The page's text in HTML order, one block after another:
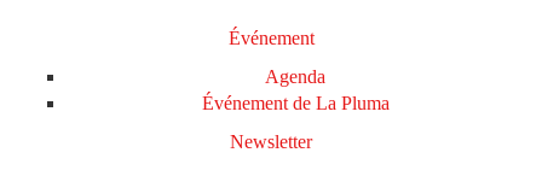
Événement
Agenda
Événement de La Pluma
Newsletter